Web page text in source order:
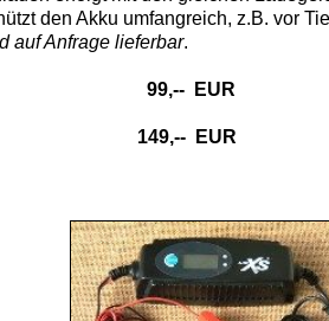
den Akku umfangreich, z.B. vor
auf Anfrage lieferbar.
1,5 kg 99,-- EUR
2,5 kg 149,-- EUR